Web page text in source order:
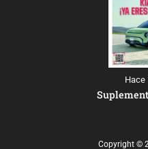
Hace
Copyright ©